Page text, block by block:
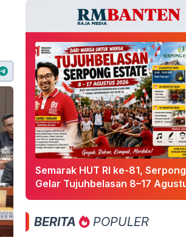
Semarak HUT RI ke-81,
Gelar Tujuhbelasan 8–17
BERITA POPULER